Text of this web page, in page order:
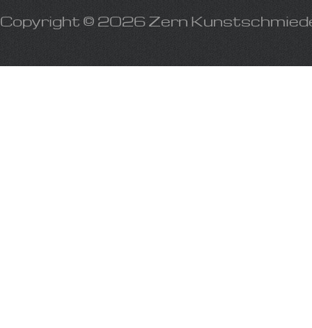
Copyright © 2026 Zern